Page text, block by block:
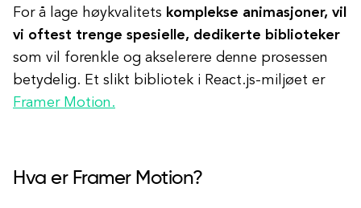
For å lage høykvalitets komplekse animasjoner, vil
vi oftest trenge spesielle, dedikerte biblioteker
som vil forenkle og akselerere denne prosessen
betydelig. Et slikt bibliotek i React.js-miljøet er
Framer Motion.
Hva er Framer Motion?